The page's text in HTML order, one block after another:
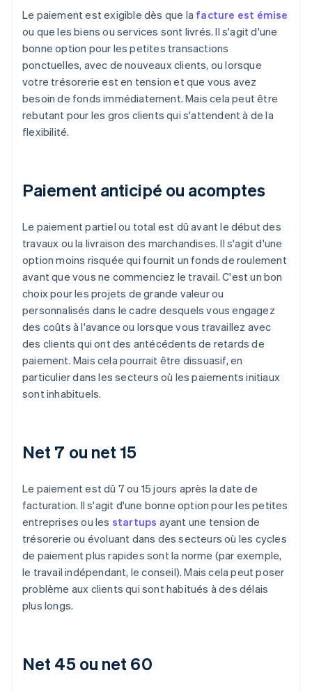
Le paiement est exigible dès que la facture est émise
ou que les biens ou services sont livrés. Il s'agit d'une
bonne option pour les petites transactions
ponctuelles, avec de nouveaux clients, ou lorsque
votre trésorerie est en tension et que vous avez
besoin de fonds immédiatement. Mais cela peut être
rebutant pour les gros clients qui s'attendent à de la
flexibilité.
Paiement anticipé ou acomptes
Le paiement partiel ou total est dû avant le début des
travaux ou la livraison des marchandises. Il s'agit d'une
option moins risquée qui fournit un fonds de roulement
avant que vous ne commenciez le travail. C'est un bon
choix pour les projets de grande valeur ou
personnalisés dans le cadre desquels vous engagez
des coûts à l'avance ou lorsque vous travaillez avec
des clients qui ont des antécédents de retards de
paiement. Mais cela pourrait être dissuasif, en
particulier dans les secteurs où les paiements initiaux
sont inhabituels.
Net 7 ou net 15
Le paiement est dû 7 ou 15 jours après la date de
facturation. Il s'agit d'une bonne option pour les petites
entreprises ou les startups ayant une tension de
trésorerie ou évoluant dans des secteurs où les cycles
de paiement plus rapides sont la norme (par exemple,
le travail indépendant, le conseil). Mais cela peut poser
problème aux clients qui sont habitués à des délais
plus longs.
Net 45 ou net 60